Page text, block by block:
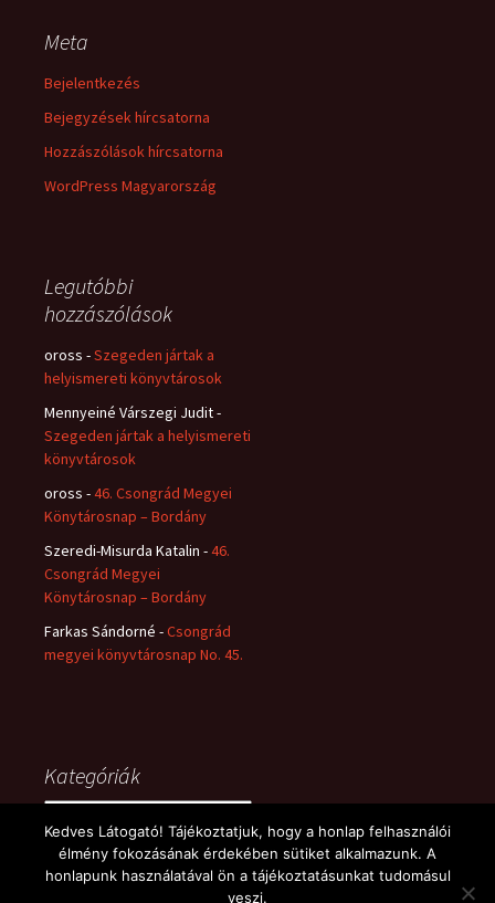
Meta
Bejelentkezés
Bejegyzések hírcsatorna
Hozzászólások hírcsatorna
WordPress Magyarország
Legutóbbi
hozzászólások
oross -Szegeden jártak a
helyismereti könyvtárosok
Mennyeiné Várszegi Judit-
Szegeden jártak a helyismereti
könyvtárosok
oross -46. Csongrád Megyei
Könytárosnap – Bordány
Szeredi-Misurda Katalin -46.
Csongrád Megyei
Könytárosnap – Bordány
Farkas Sándorné -Csongrád
megyei könyvtárosnap No. 45.
Kategóriák
Kategóriák
Kedves Látogató! Tájékoztatjuk, hogy a honlap felhasználói
élmény fokozásának érdekében sütiket alkalmazunk. A
honlapunk használatával ön a tájékoztatásunkat tudomásul
veszi.